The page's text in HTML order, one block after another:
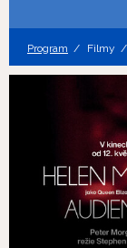
Program Filmy